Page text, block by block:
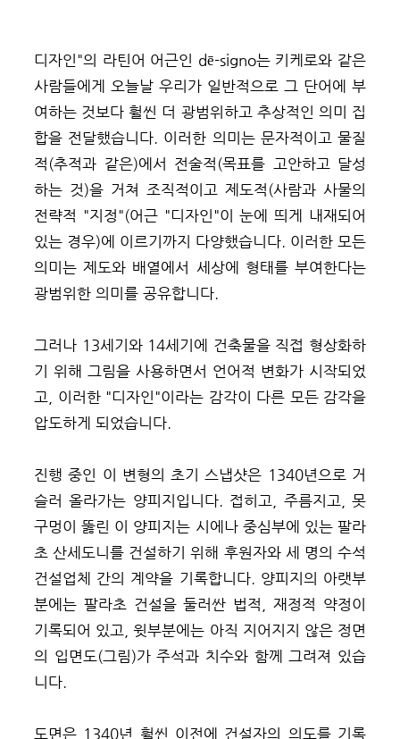
디자인"의 라틴어 어근인 dē-signo는 키케로와 같은
사람들에게 오늘날 우리가 일반적으로 그 단어에 부
여하는 것보다 훨씬 더 광범위하고 추상적인 의미 집
합을 전달했습니다. 이러한 의미는 문자적이고 물질
적(추적과 같은)에서 전술적(목표를 고안하고 달성
하는 것)을 거쳐 조직적이고 제도적(사람과 사물의
전략적 "지정"(어근 "디자인"이 눈에 띄게 내재되어
있는 경우)에 이르기까지 다양했습니다. 이러한 모든
의미는 제도와 배열에서 세상에 형태를 부여한다는
광범위한 의미를 공유합니다.
그러나 13세기와 14세기에 건축물을 직접 형상화하
기 위해 그림을 사용하면서 언어적 변화가 시작되었
고, 이러한 "디자인"이라는 감각이 다른 모든 감각을
압도하게 되었습니다.
진행 중인 이 변형의 초기 스냅샷은 1340년으로 거
슬러 올라가는 양피지입니다. 접히고, 주름지고, 못
구멍이 뚫린 이 양피지는 시에나 중심부에 있는 팔라
초 산세도니를 건설하기 위해 후원자와 세 명의 수석
건설업체 간의 계약을 기록합니다. 양피지의 아랫부
분에는 팔라초 건설을 둘러싼 법적, 재정적 약정이
기록되어 있고, 윗부분에는 아직 지어지지 않은 정면
의 입면도(그림)가 주석과 치수와 함께 그려져 있습
니다.
도면은 1340년 훨씬 이전에 건설자의 의도를 기록